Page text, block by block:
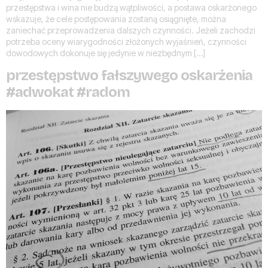
przestępstwa i wina nie budzą wątpliwości, a postawa oskarżonego
wskazuje, że cele postępowania zostaną osiągnięte, można
zaniechać przeprowadzenia dalszych czynności. Jeżeli zachodzi
potrzeba oceny wiarygodności złożonych wyjaśnień, czynności
dowodowych dokonuje się jedynie w niezbędnym […]
przestępstwo fałszywego oskarżenia
#adwokat #radom